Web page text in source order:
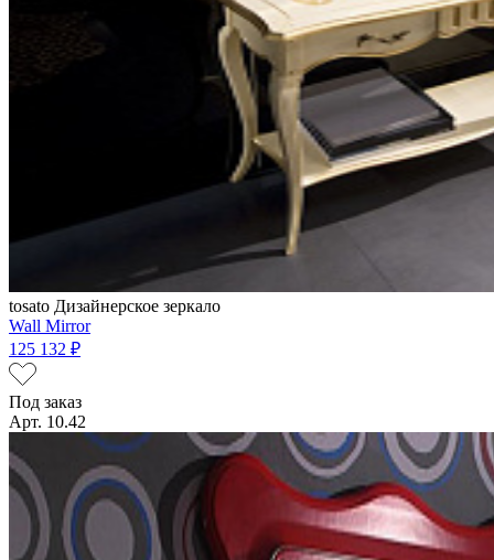
tosato Дизайнерское зеркало
Wall Mirror
125 132 ₽
Под заказ
Арт. 10.42